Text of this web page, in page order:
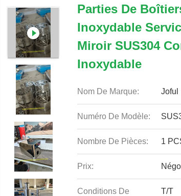
Parties De
Inoxydable
Miroir SUS304
Inoxydable
Nom De Marque: Joful
Numéro De Modèle:
Nombre De Pièces: 1
Prix:
Conditions De
T/T